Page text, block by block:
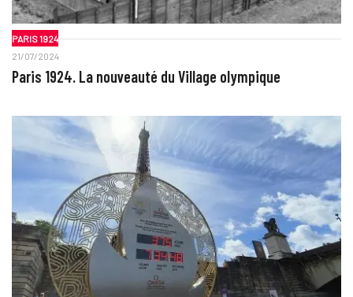
PARIS 1924
21/07/2024
Paris 1924. La nouveauté du Village olympique